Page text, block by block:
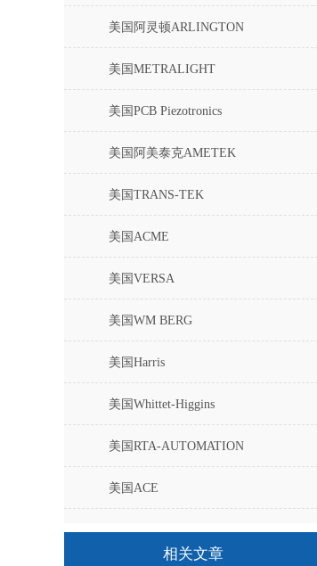
美国阿灵顿ARLINGTON
美国METRALIGHT
美国PCB Piezotronics
美国阿美泰克AMETEK
美国TRANS-TEK
美国ACME
美国VERSA
美国WM BERG
美国Harris
美国Whittet-Higgins
美国RTA-AUTOMATION
美国ACE
美国UNIMEASURE
相关文章